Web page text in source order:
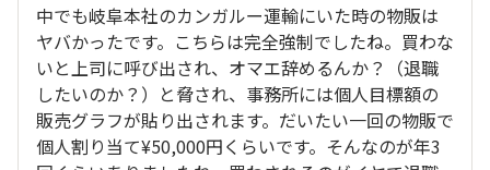
中でも岐阜本社のカンガルー運輸にいた時の物販は
ヤバかったです。こちらは完全強制でしたね。買わな
いと上司に呼び出され、オマエ辞めるんか？（退職
したいのか？）と脅され、事務所には個人目標額の
販売グラフが貼り出されます。だいたい一回の物販で
個人割り当て¥50,000円くらいです。そんなのが年3